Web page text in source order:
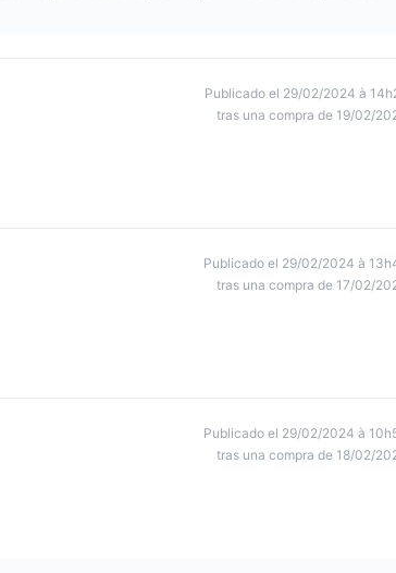
Publicado el 29/02/2024 à
tras una compra de 19/02/
Publicado el 29/02/2024 à
tras una compra de 17/02/
Publicado el 29/02/2024 à
tras una compra de 18/02/